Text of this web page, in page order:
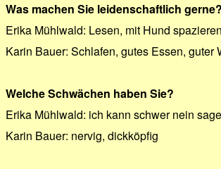
Was machen Sie leidenschaftlich gerne?
Erika Mühlwald: Lesen, mit Hund spazieren
Karin Bauer: Schlafen, gutes Essen, guter
Welche Schwächen haben Sie?
Erika Mühlwald: ich kann schwer nein
Karin Bauer: nervig, dickköpfig